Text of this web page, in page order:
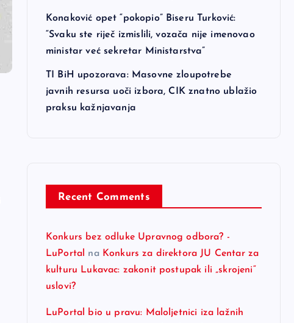
Konaković opet “pokopio” Biseru Turković:
“Svaku ste riječ izmislili, vozača nije imenovao
ministar već sekretar Ministarstva”
TI BiH upozorava: Masovne zloupotrebe
javnih resursa uoči izbora, CIK znatno ublažio
praksu kažnjavanja
Recent Comments
Konkurs bez odluke Upravnog odbora? -
LuPortal
na Konkurs za direktora JU Centar za
kulturu Lukavac: zakonit postupak ili „skrojeni“
uslovi?
LuPortal bio u pravu: Maloljetnici iza lažnih